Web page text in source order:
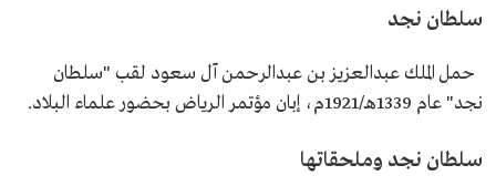
سلطان نجد
حمل الملك عبدالعزيز بن عبدالرحمن آل سعود لقب "سلطان
نجد" عام 1339هـ/1921م، إبان مؤتمر الرياض بحضور علماء البلاد.
سلطان نجد وملحقاتها